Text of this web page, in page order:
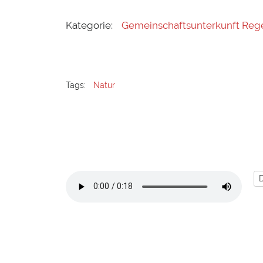
Kategorie: Gemeinschaftsunterkunft
Tags: Natur